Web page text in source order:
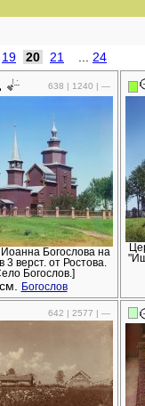
19 20 21 24
638 | 1240 | —
Иоанна Богослова на
верст. от Ростова.
Богослов.]
см. Богослов
642 | 2577 | —